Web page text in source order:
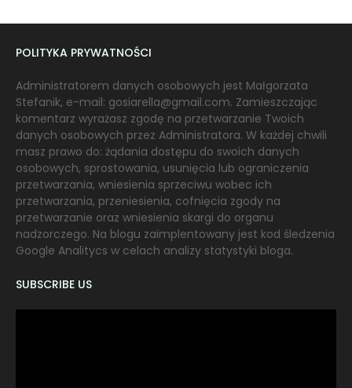
POLITYKA PRYWATNOŚCI
Administratorem danych osobowych jest Małgorzata
Stefanik, e-mail: gosiarella@gmail.com. Zamieszczając
komentarz wyrażasz zgodę na przetwarzanie Twoich
danych osobowych przez Administratora. W każdej chwili
masz prawo do: żądania dostępu do swoich danych
osobowych, sprostowania, usunięcia lub ograniczenia
przetwarzania, wniesienia sprzeciwu wobec ich
przetwarzania, przeniesienia, cofnięcia zgody na
przetwarzanie oraz wniesienia skargi do organu
nadzorczego. Na blogu zaimplentowany jest kod śledzenia
Google Analitycs w celach analizy statystyki bloga.
SUBSCRIBE US